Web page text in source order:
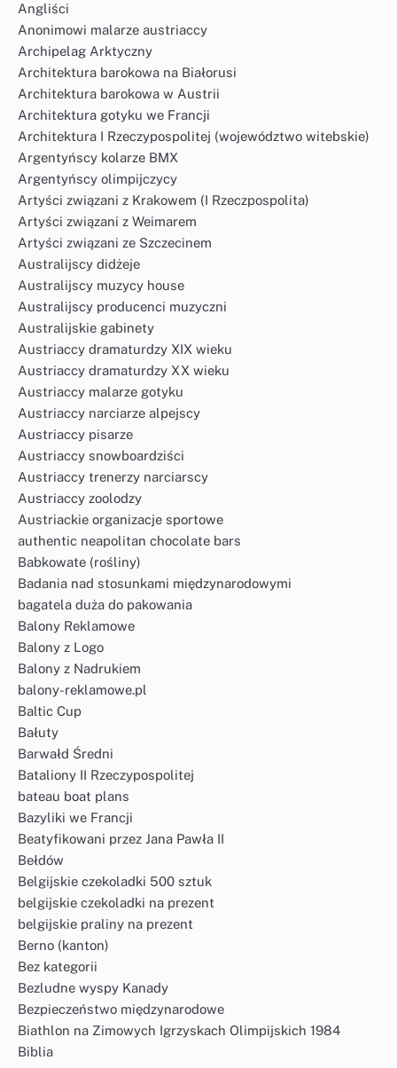
Angliści
Anonimowi malarze austriaccy
Archipelag Arktyczny
Architektura barokowa na Białorusi
Architektura barokowa w Austrii
Architektura gotyku we Francji
Architektura I Rzeczypospolitej (województwo witebskie)
Argentyńscy kolarze BMX
Argentyńscy olimpijczycy
Artyści związani z Krakowem (I Rzeczpospolita)
Artyści związani z Weimarem
Artyści związani ze Szczecinem
Australijscy didżeje
Australijscy muzycy house
Australijscy producenci muzyczni
Australijskie gabinety
Austriaccy dramaturdzy XIX wieku
Austriaccy dramaturdzy XX wieku
Austriaccy malarze gotyku
Austriaccy narciarze alpejscy
Austriaccy pisarze
Austriaccy snowboardziści
Austriaccy trenerzy narciarscy
Austriaccy zoolodzy
Austriackie organizacje sportowe
authentic neapolitan chocolate bars
Babkowate (rośliny)
Badania nad stosunkami międzynarodowymi
bagatela duża do pakowania
Balony Reklamowe
Balony z Logo
Balony z Nadrukiem
balony-reklamowe.pl
Baltic Cup
Bałuty
Barwałd Średni
Bataliony II Rzeczypospolitej
bateau boat plans
Bazyliki we Francji
Beatyfikowani przez Jana Pawła II
Bełdów
Belgijskie czekoladki 500 sztuk
belgijskie czekoladki na prezent
belgijskie praliny na prezent
Berno (kanton)
Bez kategorii
Bezludne wyspy Kanady
Bezpieczeństwo międzynarodowe
Biathlon na Zimowych Igrzyskach Olimpijskich 1984
Biblia